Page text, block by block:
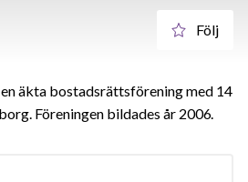
Följ
en äkta bostadsrättsförening med 14
Föreningen bildades år 2006